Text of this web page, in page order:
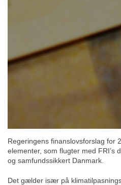
Regeringens finanslovsforslag for
elementer, som flugter med FRI’s
og samfundssikkert Danmark.
Det gælder især på